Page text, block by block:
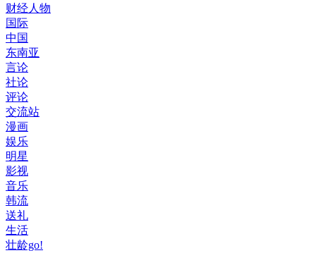
财经人物
国际
中国
东南亚
言论
社论
评论
交流站
漫画
娱乐
明星
影视
音乐
韩流
送礼
生活
壮龄go!